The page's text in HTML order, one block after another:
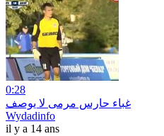
0:28
غباء حارس مرمى لا يوصف
Wydadinfo
il y a 14 ans